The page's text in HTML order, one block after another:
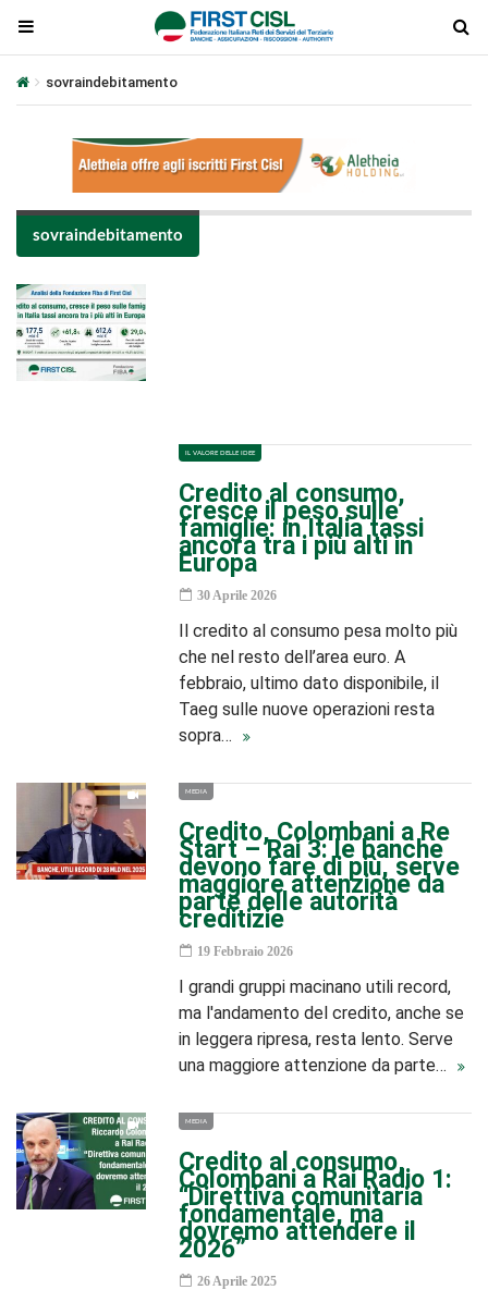
sovraindebitamento
sovraindebitamento
IL VALORE DELLE IDEE
Credito al consumo,
cresce il peso sulle
famiglie: in Italia tassi
ancora tra i più alti in
Europa
30 Aprile 2026
Il credito al consumo pesa molto più
che nel resto dell’area euro. A
febbraio, ultimo dato disponibile, il
Taeg sulle nuove operazioni resta
sopra…
MEDIA
Credito, Colombani a Re
Start – Rai 3: le banche
devono fare di più, serve
maggiore attenzione da
parte delle autorità
creditizie
19 Febbraio 2026
I grandi gruppi macinano utili record,
ma l'andamento del credito, anche se
in leggera ripresa, resta lento. Serve
una maggiore attenzione da parte…
MEDIA
Credito al consumo,
Colombani a Rai Radio 1:
“Direttiva comunitaria
fondamentale, ma
dovremo attendere il
2026”
26 Aprile 2025